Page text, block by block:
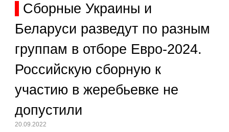
Сборные Украины и
Беларуси разведут по разным
группам в отборе Евро-2024.
Российскую сборную к
участию в жеребьевке не
допустили
20.09.2022